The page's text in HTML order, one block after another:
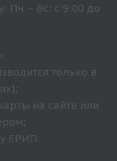
Пн – Вс: с 9:00 до
только в
на сайте или
ЕРИП.